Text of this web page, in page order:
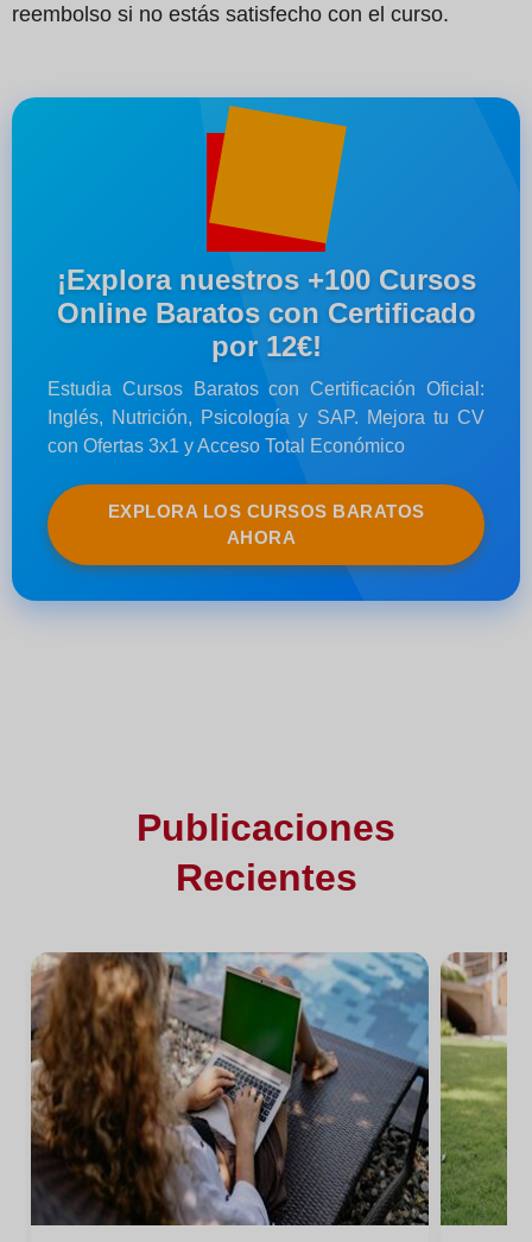
reembolso si no estás satisfecho con el curso.
¡Explora nuestros +100 Cursos
Online Baratos con Certificado
por 12€!
Estudia Cursos Baratos con Certificación Oficial:
Inglés, Nutrición, Psicología y SAP. Mejora tu CV
con Ofertas 3x1 y Acceso Total Económico
EXPLORA LOS CURSOS BARATOS
AHORA
Publicaciones
Recientes